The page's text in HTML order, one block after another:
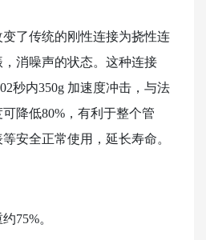
了传统的刚性连接为挠性连
消噪声的状态。这种连接
秒内350g 加速度冲击，与法
降低80%，有利于整个管
安全正常使用，延长寿命。
75%。